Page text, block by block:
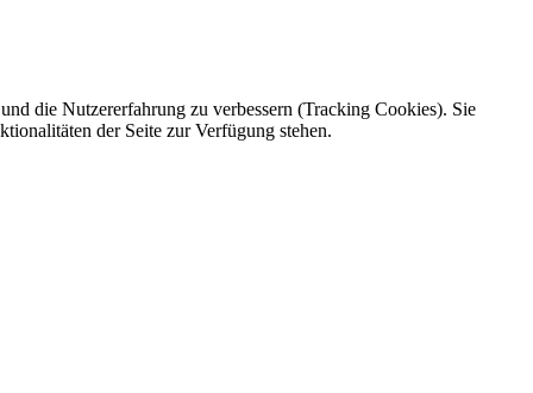
die Nutzererfahrung zu verbessern (Tracking Cookies). Sie
der Seite zur Verfügung stehen.